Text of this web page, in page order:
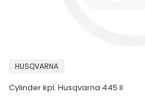
Cylinder kpl. Husqvarna 445 II
PRODUCENT
HUSQVARNA